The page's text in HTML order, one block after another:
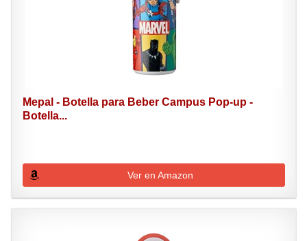
Mepal - Botella para Beber Campus Pop-up -
Botella...
Ver en Amazon